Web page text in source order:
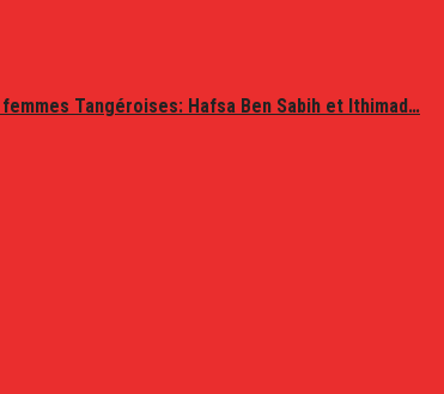
Tangéroises: Hafsa Ben Sabih et Ithimad…